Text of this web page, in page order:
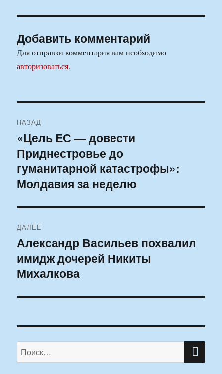
Добавить комментарий
Для отправки комментария вам необходимо
авторизоваться.
по
записям
НАЗАД
Предыдущая
запись:
«Цель ЕС — довести
Приднестровье до
гуманитарной катастрофы»:
Молдавия за неделю
ДАЛЕЕ
Следующая
запись:
Александр Васильев похвалил
имидж дочерей Никиты
Михалкова
Искать: